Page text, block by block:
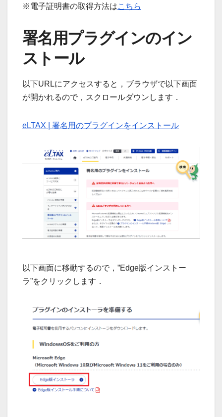
※電子証明書の取得方法はこちら
署名用プラグインのイン
ストール
以下URLにアクセスすると，ブラウザで以下画面
が開かれるので，スクロールダウンします．
eLTAX | 署名用のプラグインをインストール
以下画面に移動するので，”Edge版インストー
ラ”をクリックします．